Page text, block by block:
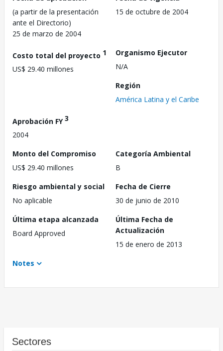
(a partir de la presentación
ante el Directorio)
25 de marzo de 2004
15 de octubre de 2004
Costo total del proyecto 1
US$ 29.40 millones
Organismo Ejecutor
N/A
Región
América Latina y el Caribe
Aprobación FY3
2004
Monto del Compromiso
US$ 29.40 millones
Categoría Ambiental
B
Riesgo ambiental y social
No aplicable
Fecha de Cierre
30 de junio de 2010
Última etapa alcanzada
Board Approved
Última Fecha de
Actualización
15 de enero de 2013
Notes
Sectores